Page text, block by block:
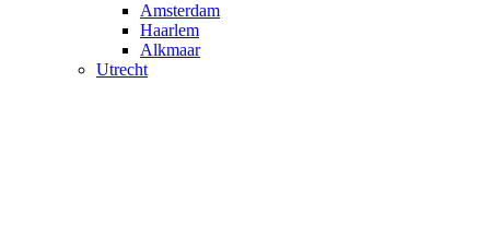
Amsterdam
Haarlem
Alkmaar
Utrecht